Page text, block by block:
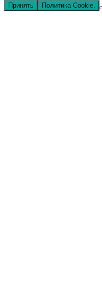
Принять Политика Cookie.